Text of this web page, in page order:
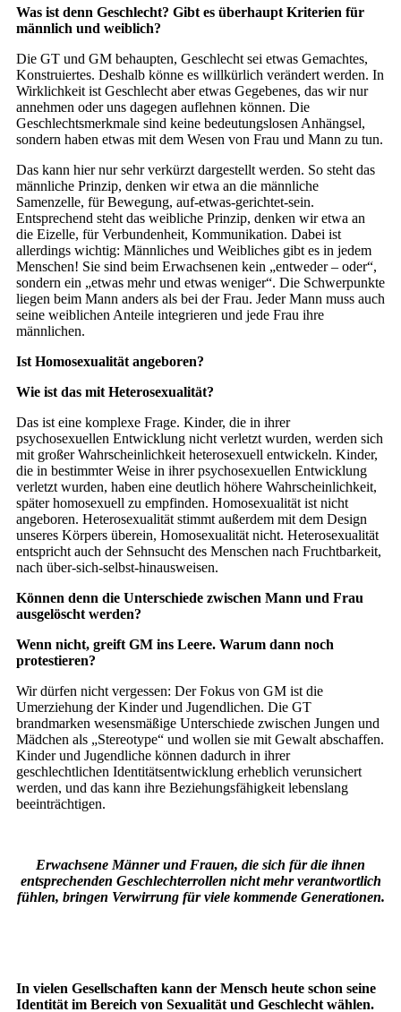
Was ist denn Geschlecht? Gibt es überhaupt Kriterien für
männlich und weiblich?
Die GT und GM behaupten, Geschlecht sei etwas Gemachtes,
Konstruiertes. Deshalb könne es willkürlich verändert werden. In
Wirklichkeit ist Geschlecht aber etwas Gegebenes, das wir nur
annehmen oder uns dagegen auflehnen können. Die
Geschlechtsmerkmale sind keine be­deutungslosen Anhängsel,
sondern ha­ben etwas mit dem Wesen von Frau und Mann zu tun.
Das kann hier nur sehr verkürzt dar­gestellt werden. So steht das
männliche Prinzip, denken wir etwa an die männ­liche
Samenzelle, für Bewegung, auf-etwas-gerichtet-sein.
Entsprechend steht das weibliche Prinzip, denken wir etwa an
die Eizelle, für Verbundenheit, Kom­munikation. Dabei ist
allerdings wichtig: Männliches und Weibliches gibt es in jedem
Menschen! Sie sind beim Erwach­senen kein „entweder – oder“,
sondern ein „etwas mehr und etwas weniger“. Die Schwerpunkte
liegen beim Mann anders als bei der Frau. Jeder Mann muss auch
seine weiblichen Anteile integrieren und jede Frau ihre
männlichen.
Ist Homosexualität angeboren?
Wie ist das mit Heterosexualität?
Das ist eine komplexe Frage. Kinder, die in ihrer
psychosexuellen Entwicklung nicht verletzt wurden, werden sich
mit großer Wahrscheinlichkeit heterosexuell entwi­ckeln. Kinder,
die in bestimmter Weise in ihrer psychosexuellen Entwicklung
ver­letzt wurden, haben eine deutlich höhere Wahrscheinlichkeit,
später homosexuell zu empfinden. Homosexualität ist nicht
angeboren. Heterosexualität stimmt au­ßerdem mit dem Design
unseres Körpers überein, Homosexualität nicht. Hetero­sexualität
entspricht auch der Sehnsucht des Menschen nach Fruchtbarkeit,
nach über-sich-selbst-hinausweisen.
Können denn die Unterschiede zwischen Mann und Frau
ausgelöscht werden?
Wenn nicht, greift GM ins Leere. Warum dann noch
protestieren?
Wir dürfen nicht vergessen: Der Fokus von GM ist die
Umerziehung der Kinder und Jugendlichen. Die GT
brandmarken wesensmäßige Unterschiede zwischen Jungen und
Mädchen als „Stereotype“ und wollen sie mit Gewalt abschaffen.
Kinder und Jugendliche können dadurch in ihrer
geschlechtlichen Identitätsent­wicklung erheblich verunsichert
werden, und das kann ihre Beziehungsfähigkeit lebenslang
beeinträchtigen.
Erwachsene Männer und Frauen, die sich für die ihnen
entsprechenden Geschlechterrollen nicht mehr verantwortlich
fühlen, bringen Verwirrung für viele kommende Generationen.
In vielen Gesellschaften kann der Mensch heute schon seine
Identität im Bereich von Sexualität und Geschlecht wählen.